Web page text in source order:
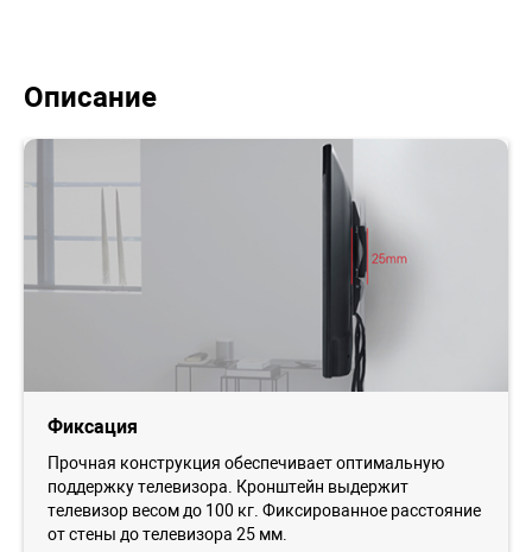
Описание
Фиксация
Прочная конструкция обеспечивает оптимальную
поддержку телевизора. Кронштейн выдержит
телевизор весом до 100 кг. Фиксированное расстояние
от стены до телевизора 25 мм.